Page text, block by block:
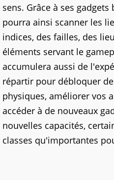
sens. Grâce à ses
pourra ainsi scanner les
indices, des failles, des
éléments servant le
accumulera aussi de
répartir pour débloquer
physiques, améliorer vos
accéder à de nouveaux
nouvelles capacités,
classes qu'importantes